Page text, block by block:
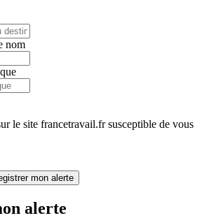
nom
le site francetravail.fr susceptible de vous
mon alerte
alerte